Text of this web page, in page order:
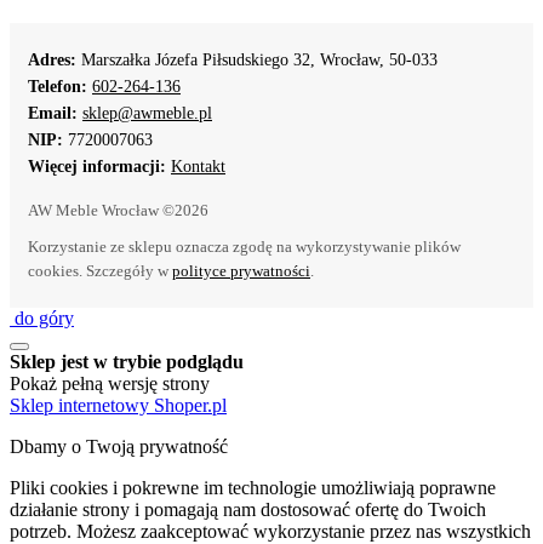
Adres: Marszałka Józefa Piłsudskiego 32, Wrocław, 50-033
Telefon: 602-264-136
Email: sklep@awmeble.pl
NIP: 7720007063
Więcej informacji: Kontakt
AW Meble Wrocław ©2026
Korzystanie ze sklepu oznacza zgodę na wykorzystywanie plików
cookies. Szczegóły w polityce prywatności.
do góry
Sklep jest w trybie podglądu
Pokaż pełną wersję strony
Sklep internetowy Shoper.pl
Dbamy o Twoją prywatność
Pliki cookies i pokrewne im technologie umożliwiają poprawne
działanie strony i pomagają nam dostosować ofertę do Twoich
potrzeb. Możesz zaakceptować wykorzystanie przez nas wszystkich